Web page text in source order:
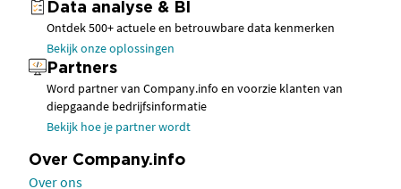
Data analyse & BI
Ontdek 500+ actuele en betrouwbare data kenmerken
Bekijk onze oplossingen
Partners
Word partner van Company.info en voorzie klanten van
diepgaande bedrijfsinformatie
Bekijk hoe je partner wordt
Over Company.info
Over ons